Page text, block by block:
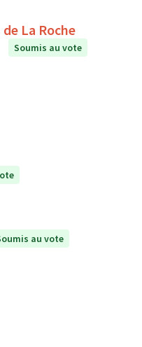
au collège Le Puits de La Roche
Soumis au vote
au vote